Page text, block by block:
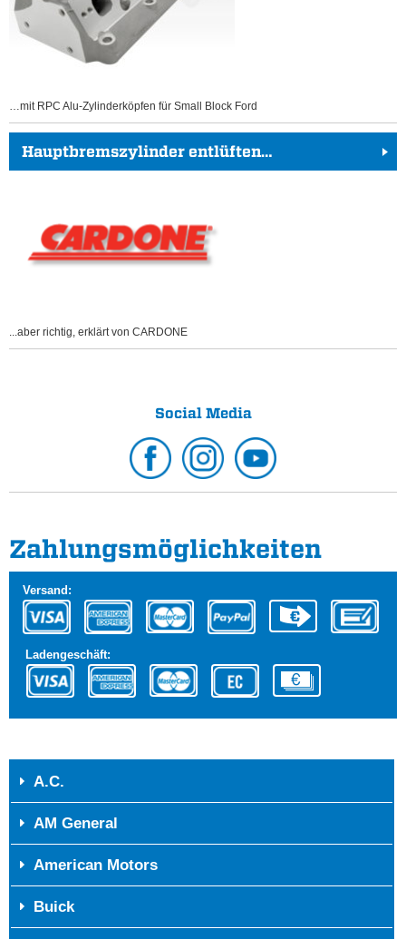
…mit RPC Alu-Zylinderköpfen für Small Block Ford
Hauptbremszylinder entlüften…
...aber richtig, erklärt von CARDONE
Social Media
Zahlungs­möglichkeiten
Versand:
Ladengeschäft:
A.C.
AM General
American Motors
Buick